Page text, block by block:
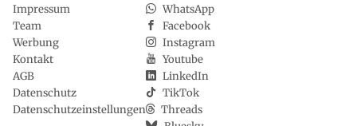
Impressum
Team
Werbung
Kontakt
AGB
Datenschutz
Datenschutzeinstellungen
WhatsApp
Facebook
Instagram
Youtube
LinkedIn
TikTok
Threads